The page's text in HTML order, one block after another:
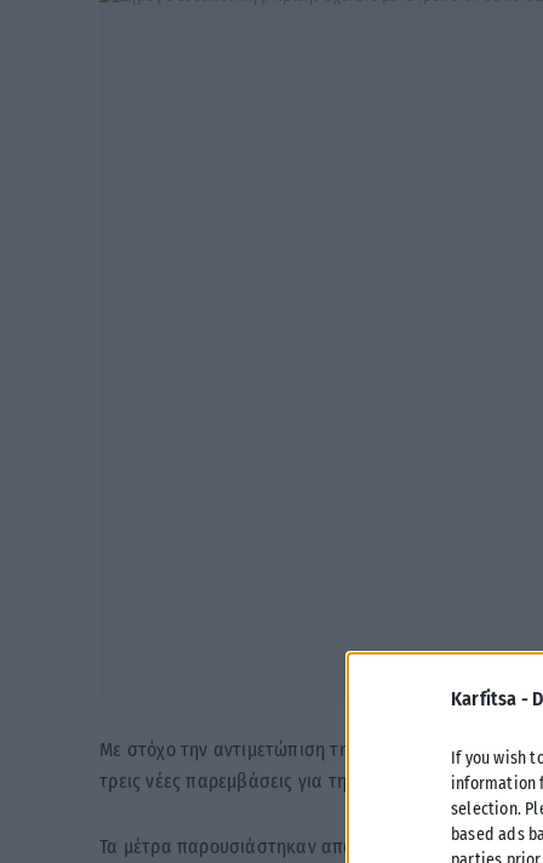
Karfitsa -
If you wish
information
selection.
based ads
Με στόχο την αντιμετώπιση της στεγαστικής κρίσης
τρεις νέες παρεμβάσεις για την ενίσχυση της
Τα μέτρα παρουσιάστηκαν από τον δήμαρχο Στέλιο